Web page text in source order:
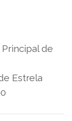
de
Estrela